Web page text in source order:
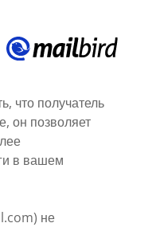
что получатель
он позволяет
в вашем
не